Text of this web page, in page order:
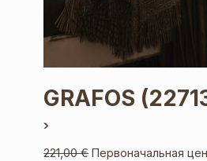
GRAFOS
221,00€ Первоначальная